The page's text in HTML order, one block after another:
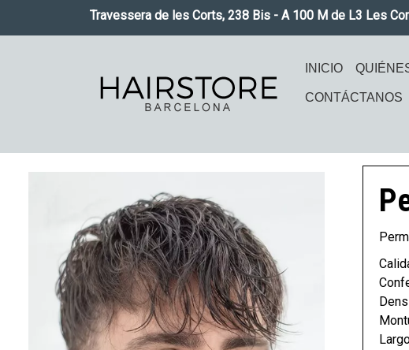
Pasar al contenido principalTravessera de les Corts, 238 Bis - A 100 M de L3 Les
INICIO
CONTÁCTANOS